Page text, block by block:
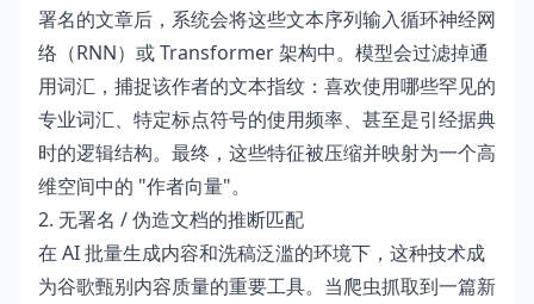
署名的文章后，系统会将这些文本序列输入循环神经网
络（RNN）或 Transformer 架构中。模型会过滤掉通
用词汇，捕捉该作者的文本指纹：喜欢使用哪些罕见的
专业词汇、特定标点符号的使用频率、甚至是引经据典
时的逻辑结构。最终，这些特征被压缩并映射为一个高
维空间中的 "作者向量"。
2. 无署名 / 伪造文档的推断匹配
在 AI 批量生成内容和洗稿泛滥的环境下，这种技术成
为谷歌甄别内容质量的重要工具。当爬虫抓取到一篇新